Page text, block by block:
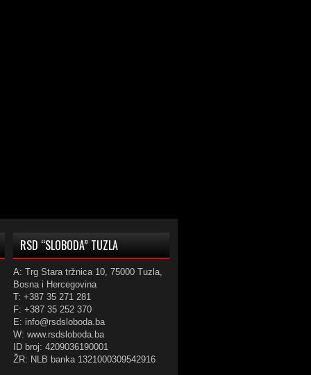
RSD “SLOBODA” TUZLA
A: Trg Stara tržnica 10, 75000 Tuzla,
Bosna i Hercegovina
T: +387 35 271 281
F: +387 35 252 370
E: info@rsdsloboda.ba
W: www.rsdsloboda.ba
ID broj: 4209036190001
ŽR: NLB banka 1321000309542916